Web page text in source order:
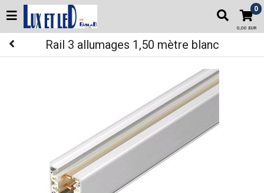
0
0,00 EUR
Rail 3 allumages 1,50 mètre blanc